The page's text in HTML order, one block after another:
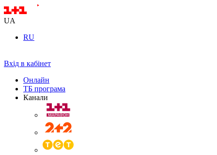
UA
RU
Вхід в кабінет
Онлайн
ТБ програма
Канали